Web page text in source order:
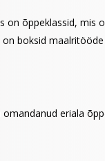
on õppeklassid, mis
boksid
eriala